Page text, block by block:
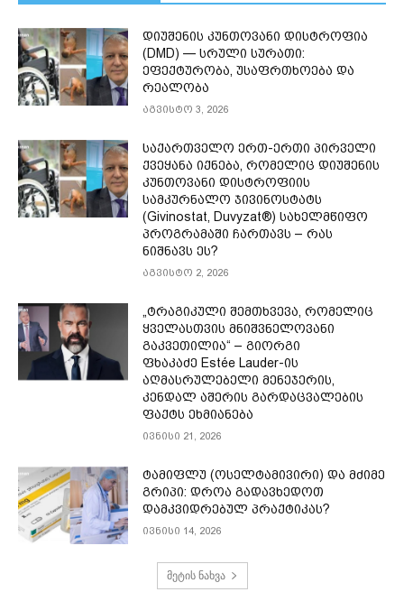
დიუშენის კუნთოვანი დისტროფია
(DMD) — სრული სურათი:
ეფექტურობა, უსაფრთხოება და
რეალობა
აგვისტო 3, 2026
საქართველო ერთ-ერთი პირველი
ქვეყანა იქნება, რომელიც დიუშენის
კუნთოვანი დისტროფიის
სამკურნალო ჯივინოსტატს
(Givinostat, Duvyzat®) სახელმწიფო
პროგრამაში ჩართავს – რას
ნიშნავს ეს?
აგვისტო 2, 2026
„ტრაგიკული შემთხვევა, რომელიც
ყველასთვის მნიშვნელოვანი
გაკვეთილია“ – გიორგი
ფხაკაძე Estée Lauder-ის
აღმასრულებელი მენეჯერის,
კენდალ აშერის გარდაცვალების
ფაქტს ეხმიანება
ივნისი 21, 2026
ტამიფლუ (ოსელტამივირი) და მძიმე
გრიპი: დროა გადავხედოთ
დამკვიდრებულ პრაქტიკას?
ივნისი 14, 2026
მეტის ნახვა